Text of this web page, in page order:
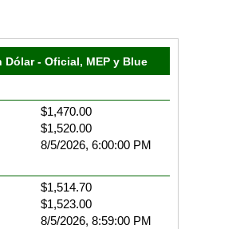
Dólar - Oficial, MEP y Blue
$1,470.00
$1,520.00
8/5/2026, 6:00:00 PM
$1,514.70
$1,523.00
8/5/2026, 8:59:00 PM